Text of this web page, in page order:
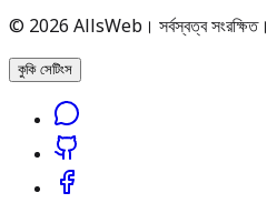
© 2026 AllsWeb। সর্বস্বত্ব সংরক্ষিত।
কুকি সেটিংস